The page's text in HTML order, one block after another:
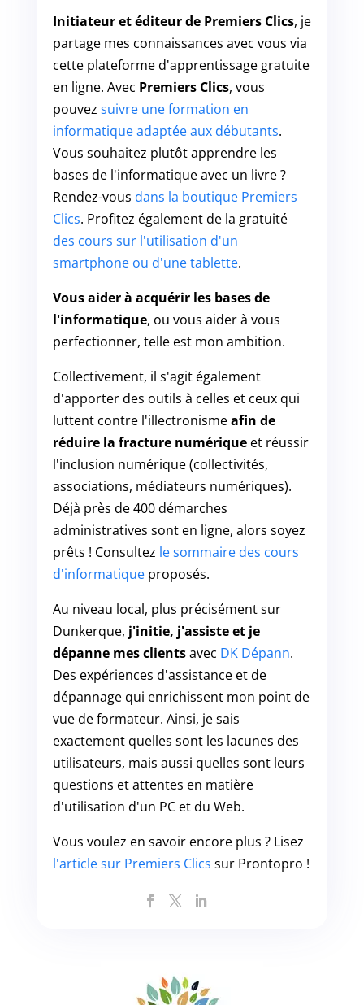
Initiateur et éditeur de Premiers Clics, je
partage mes connaissances avec vous via
cette plateforme d'apprentissage gratuite
en ligne. Avec Premiers Clics, vous
pouvez suivre une formation en
informatique adaptée aux débutants.
Vous souhaitez plutôt apprendre les
bases de l'informatique avec un livre ?
Rendez-vous dans la boutique Premiers
Clics. Profitez également de la gratuité
des cours sur l'utilisation d'un
smartphone ou d'une tablette.
Vous aider à acquérir les bases de
l'informatique, ou vous aider à vous
perfectionner, telle est mon ambition.
Collectivement, il s'agit également
d'apporter des outils à celles et ceux qui
luttent contre l'illectronismeafin de
réduire la fracture numériqueet réussir
l'inclusion numérique (collectivités,
associations, médiateurs numériques).
Déjà près de 400 démarches
administratives sont en ligne, alors soyez
prêts ! Consultez le sommaire des cours
d'informatiqueproposés.
Au niveau local, plus précisément sur
Dunkerque, j'initie, j'assiste et je
dépanne mes clientsavec DK Dépann.
Des expériences d'assistance et de
dépannage qui enrichissent mon point de
vue de formateur. Ainsi, je sais
exactement quelles sont les lacunes des
utilisateurs, mais aussi quelles sont leurs
questions et attentes en matière
d'utilisation d'un PC et du Web.
Vous voulez en savoir encore plus ? Lisez
l'article sur Premiers Clics sur Prontopro !